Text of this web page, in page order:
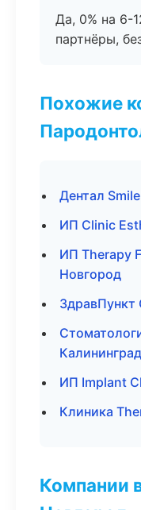
Да, 0% на 6-
партнёры,
Похожие
Дентал
ИП Clinic
ИП Therapy
Новгород
ЗдравПункт
Калининград
ИП Implant
Клиника
Компании